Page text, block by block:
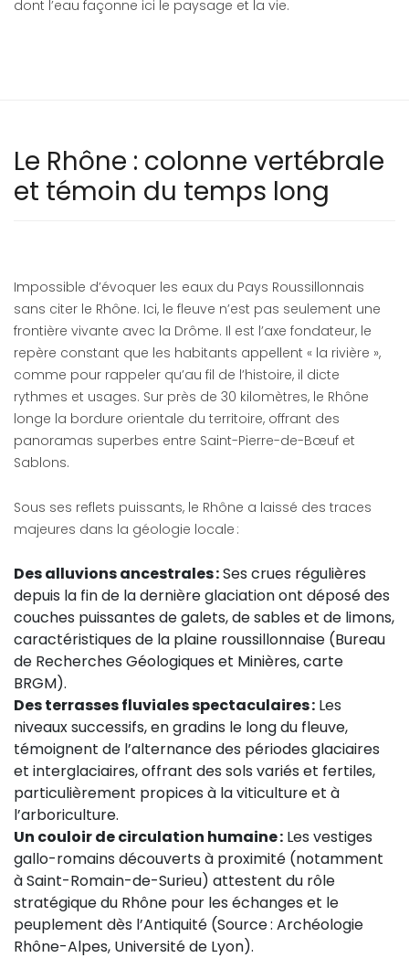
dont l’eau façonne ici le paysage et la vie.
Le Rhône : colonne vertébrale
et témoin du temps long
Impossible d’évoquer les eaux du Pays Roussillonnais
sans citer le Rhône. Ici, le fleuve n’est pas seulement une
frontière vivante avec la Drôme. Il est l’axe fondateur, le
repère constant que les habitants appellent « la rivière »,
comme pour rappeler qu’au fil de l’histoire, il dicte
rythmes et usages. Sur près de 30 kilomètres, le Rhône
longe la bordure orientale du territoire, offrant des
panoramas superbes entre Saint-Pierre-de-Bœuf et
Sablons.
Sous ses reflets puissants, le Rhône a laissé des traces
majeures dans la géologie locale :
Des alluvions ancestrales :Ses crues régulières
depuis la fin de la dernière glaciation ont déposé des
couches puissantes de galets, de sables et de limons,
caractéristiques de la plaine roussillonnaise (Bureau
de Recherches Géologiques et Minières, carte
BRGM).
Des terrasses fluviales spectaculaires : Les
niveaux successifs, en gradins le long du fleuve,
témoignent de l’alternance des périodes glaciaires
et interglaciaires, offrant des sols variés et fertiles,
particulièrement propices à la viticulture et à
l’arboriculture.
Un couloir de circulation humaine : Les vestiges
gallo-romains découverts à proximité (notamment
à Saint-Romain-de-Surieu) attestent du rôle
stratégique du Rhône pour les échanges et le
peuplement dès l’Antiquité (Source : Archéologie
Rhône-Alpes, Université de Lyon).